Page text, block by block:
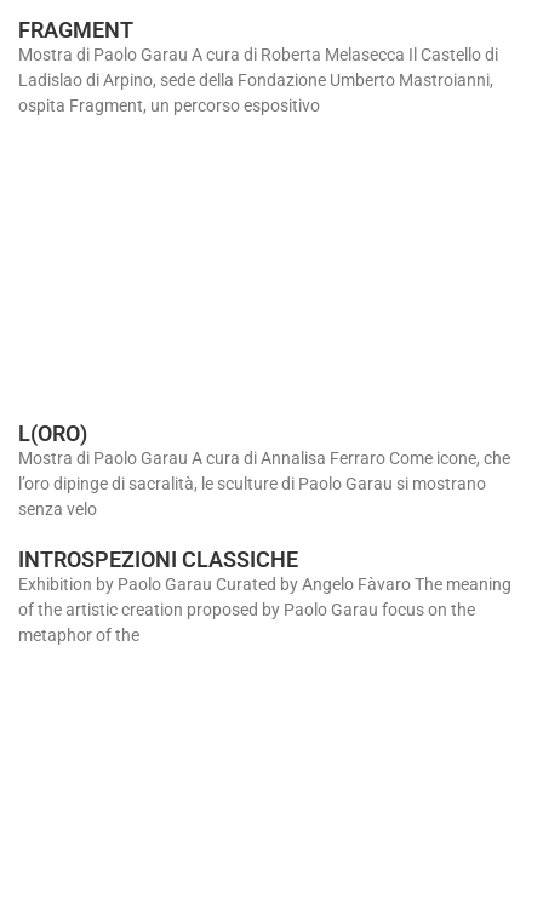
FRAGMENT
Mostra di Paolo Garau A cura di Roberta Melasecca Il Castello di
Ladislao di Arpino, sede della Fondazione Umberto Mastroianni,
ospita Fragment, un percorso espositivo
L(ORO)
Mostra di Paolo Garau A cura di Annalisa Ferraro Come icone, che
l’oro dipinge di sacralità, le sculture di Paolo Garau si mostrano
senza velo
INTROSPEZIONI CLASSICHE
Exhibition by Paolo Garau Curated by Angelo Fàvaro The meaning
of the artistic creation proposed by Paolo Garau focus on the
metaphor of the